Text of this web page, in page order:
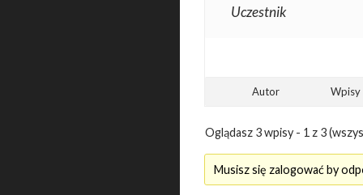
Uczestnik
Autor Wpisy
Oglądasz 3 wpisy - 1 z 3
Musisz się zalogować by